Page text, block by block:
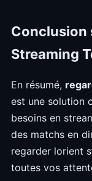
Conclusion
Streaming
En résumé,
est une solution
besoins en
des matchs en
regarder lorient
toutes vos